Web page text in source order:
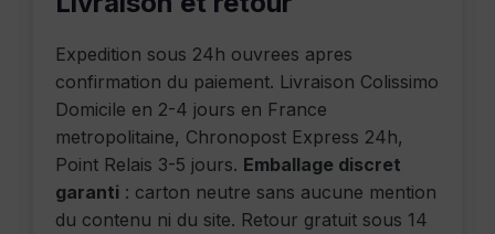
Expedition sous 24h ouvrees apres
confirmation du paiement. Livraison Colissimo
Domicile en 2-4 jours en France
metropolitaine, Chronopost Express 24h,
Point Relais 3-5 jours. Emballage discret
garanti : carton neutre sans aucune mention
du contenu ni du site. Retour gratuit sous 14